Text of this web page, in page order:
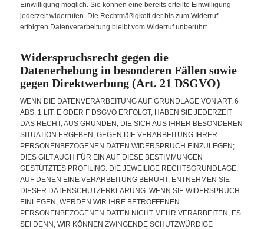
Einwilligung möglich. Sie können eine bereits erteilte Einwilligung
jederzeit widerrufen. Die Rechtmäßigkeit der bis zum Widerruf
erfolgten Datenverarbeitung bleibt vom Widerruf unberührt.
Widerspruchsrecht gegen die
Datenerhebung in besonderen Fällen sowie
gegen Direktwerbung (Art. 21 DSGVO)
WENN DIE DATENVERARBEITUNG AUF GRUNDLAGE VON ART. 6
ABS. 1 LIT. E ODER F DSGVO ERFOLGT, HABEN SIE JEDERZEIT
DAS RECHT, AUS GRÜNDEN, DIE SICH AUS IHRER BESONDEREN
SITUATION ERGEBEN, GEGEN DIE VERARBEITUNG IHRER
PERSONENBEZOGENEN DATEN WIDERSPRUCH EINZULEGEN;
DIES GILT AUCH FÜR EIN AUF DIESE BESTIMMUNGEN
GESTÜTZTES PROFILING. DIE JEWEILIGE RECHTSGRUNDLAGE,
AUF DENEN EINE VERARBEITUNG BERUHT, ENTNEHMEN SIE
DIESER DATENSCHUTZERKLÄRUNG. WENN SIE WIDERSPRUCH
EINLEGEN, WERDEN WIR IHRE BETROFFENEN
PERSONENBEZOGENEN DATEN NICHT MEHR VERARBEITEN, ES
SEI DENN, WIR KÖNNEN ZWINGENDE SCHUTZWÜRDIGE